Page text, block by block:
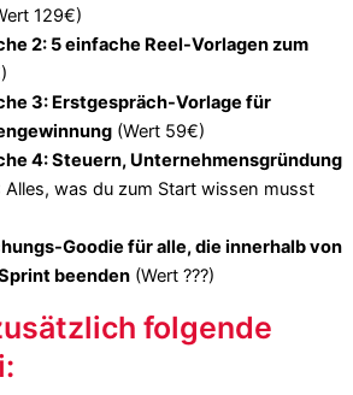
129€)
2: 5 einfache Reel-Vorlagen zum
3: Erstgespräch-Vorlage für
(Wert 59€)
4: Steuern, Unternehmensgründung
Alles, was du zum Start wissen musst
Goodie für alle, die innerhalb von
beenden (Wert ???)
folgende